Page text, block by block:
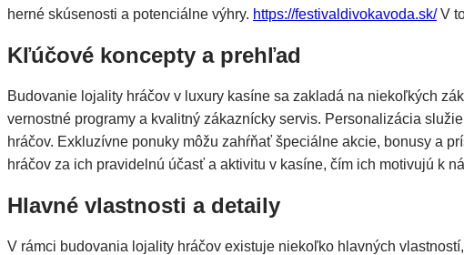
herné skúsenosti a potenciálne výhry. https://festivaldivokavoda.sk/V
Kľúčové koncepty a prehľad
Budovanie lojality hráčov v luxury kasíne sa zakladá na niekoľkých
vernostné programy a kvalitný zákaznícky servis. Personalizácia
hráčov. Exkluzívne ponuky môžu zahŕňať špeciálne akcie, bonusy a
hráčov za ich pravidelnú účasť a aktivitu v kasíne, čím ich motivujú k
Hlavné vlastnosti a detaily
V rámci budovania lojality hráčov existuje niekoľko hlavných